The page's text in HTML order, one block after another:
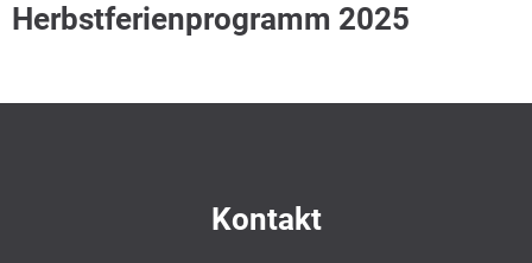
Bildergalerie
2025
Herbstferienprogramm 2025
Kontakt